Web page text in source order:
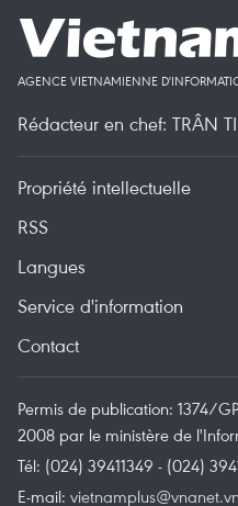
AGENCE VIETNAMIENNE
Rédacteur en chef: TRÂN
Propriété intellectuelle
RSS
Langues
Service d'information
Contact
Permis de publication: 1374/
2008 par le ministère de
Tél: (024) 39411349 - (024)
E-mail: vietnamplus@vnanet.vn